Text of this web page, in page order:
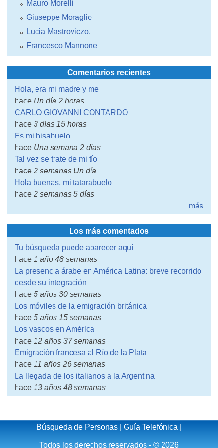
Mauro Morelli
Giuseppe Moraglio
Lucia Mastroviczo.
Francesco Mannone
Comentarios recientes
Hola, era mi madre y me
hace Un día 2 horas
CARLO GIOVANNI CONTARDO
hace 3 días 15 horas
Es mi bisabuelo
hace Una semana 2 días
Tal vez se trate de mi tío
hace 2 semanas Un día
Hola buenas, mi tatarabuelo
hace 2 semanas 5 días
más
Los más comentados
Tu búsqueda puede aparecer aquí
hace 1 año 48 semanas
La presencia árabe en América Latina: breve recorrido
desde su integración
hace 5 años 30 semanas
Los móviles de la emigración británica
hace 5 años 15 semanas
Los vascos en América
hace 12 años 37 semanas
Emigración francesa al Río de la Plata
hace 11 años 26 semanas
La llegada de los italianos a la Argentina
hace 13 años 48 semanas
Búsqueda de Personas Guía Telefónica
Todos los derechos reservados - © 2026